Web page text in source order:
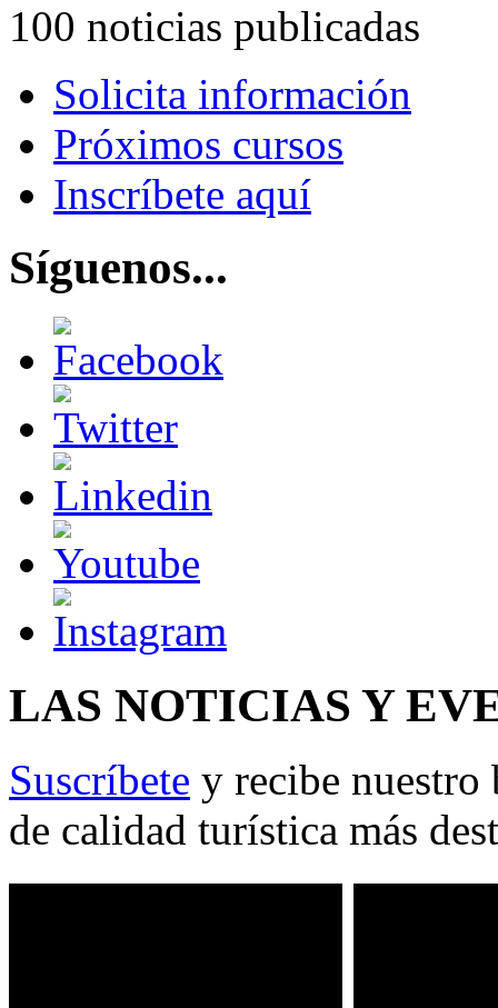
100 noticias publicadas
Solicita información
Próximos cursos
Inscríbete aquí
Síguenos...
LAS NOTICIAS Y
Suscríbete y recibe nuestro
de calidad turística más